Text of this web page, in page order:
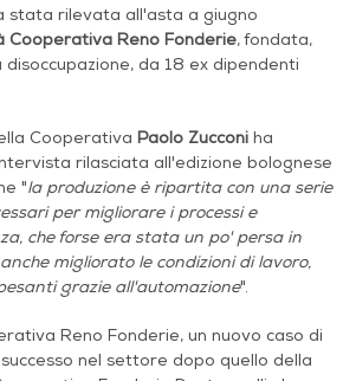
stata rilevata all'asta a giugno
Cooperativa Reno Fonderie, fondata,
disoccupazione, da 18 ex dipendenti
Cooperativa Paolo Zucconi ha
rilasciata all'edizione bolognese
"la produzione è ripartita con una serie
per migliorare i processi e
che forse era stata un po' persa in
migliorato le condizioni di lavoro,
grazie all'automazione".
Reno Fonderie, un nuovo caso di
nel settore dopo quello della